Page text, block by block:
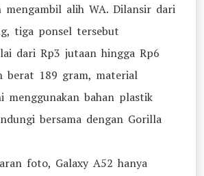
mengambil alih WA. Dilansir dari
tiga ponsel tersebut
dari Rp3 jutaan hingga Rp6
berat 189 gram, material
menggunakan bahan plastik
bersama dengan Gorilla
foto, Galaxy A52 hanya